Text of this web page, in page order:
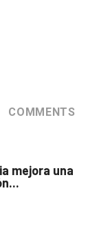
COMMENTS
mejora una